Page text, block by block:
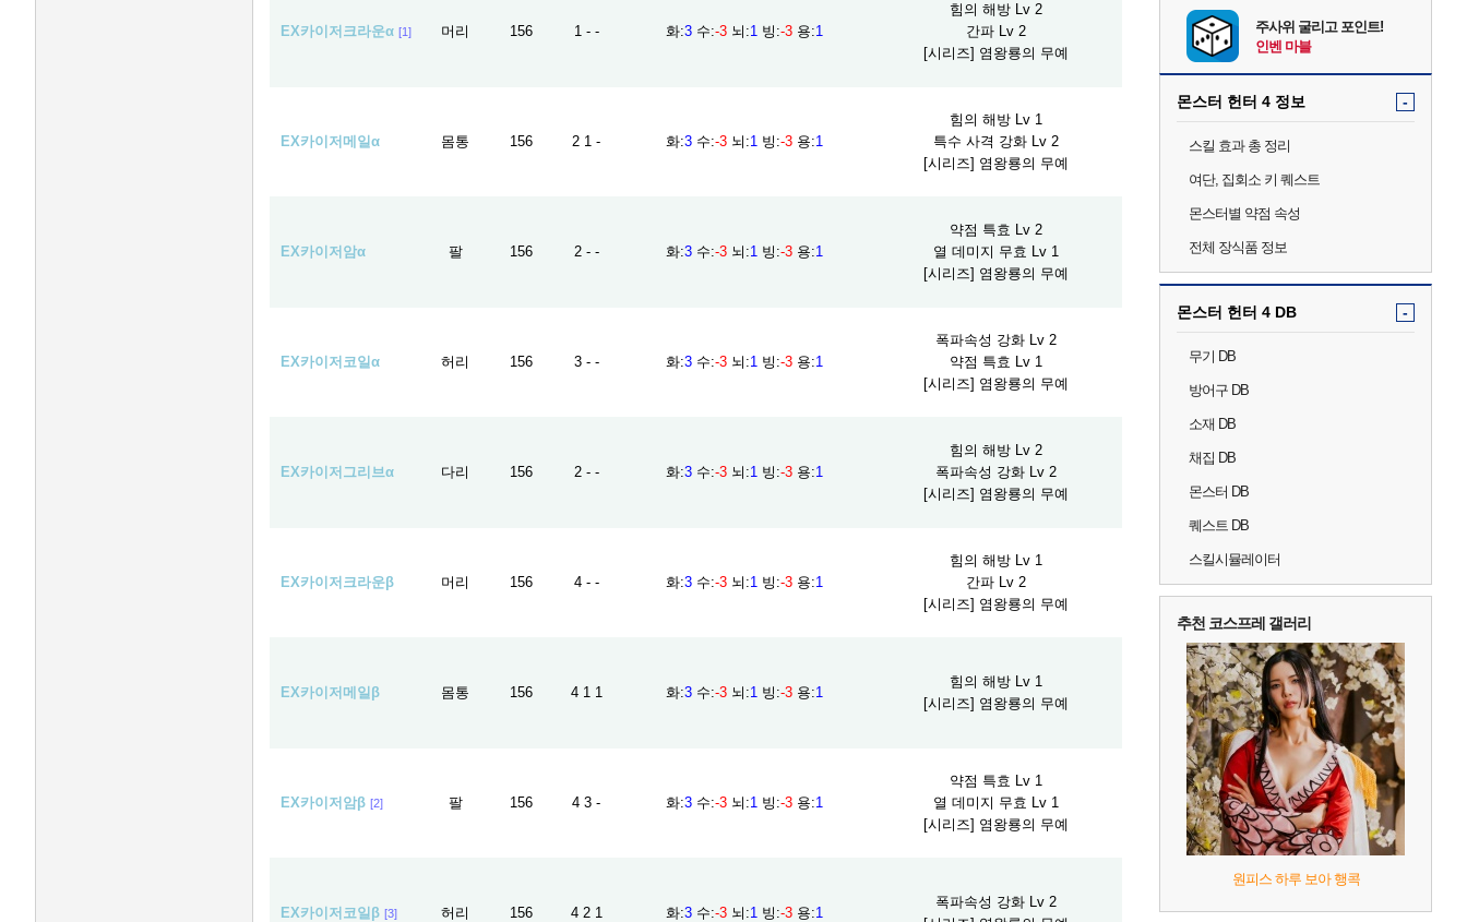
EX카이저크라운α [1] 머리 156 1 - - 화:3 수:-3 뇌 :1 빙 :-3 용:1
힘의 해방 Lv 2
간파 Lv 2
[시리즈] 염왕룡의 무예
EX카이저메일α 몸통 156 2 1 - 화:3 수:-3 뇌 :1 빙 :-3 용:1
힘의 해방 Lv 1
특수 사격 강화 Lv 2
[시리즈] 염왕룡의 무예
EX카이저암α 팔 156 2 - - 화:3 수:-3 뇌 :1 빙 :-3 용:1
약점 특효 Lv 2
열 데미지 무효 Lv 1
[시리즈] 염왕룡의 무예
EX카이저코일α 허리 156 3 - - 화:3 수:-3 뇌 :1 빙 :-3 용:1
폭파속성 강화 Lv 2
약점 특효 Lv 1
[시리즈] 염왕룡의 무예
EX카이저그리브α 다리 156 2 - - 화:3 수:-3 뇌 :1 빙 :-3 용:1
힘의 해방 Lv 2
폭파속성 강화 Lv 2
[시리즈] 염왕룡의 무예
EX카이저크라운β 머리 156 4 - - 화:3 수:-3 뇌 :1 빙 :-3 용:1
힘의 해방 Lv 1
간파 Lv 2
[시리즈] 염왕룡의 무예
EX카이저메일β 몸통 156 4 1 1 화:3 수:-3 뇌 :1 빙 :-3 용:1
힘의 해방 Lv 1
[시리즈] 염왕룡의 무예
EX카이저암β [2] 팔 156 4 3 - 화:3 수:-3 뇌 :1 빙 :-3 용:1
약점 특효 Lv 1
열 데미지 무효 Lv 1
[시리즈] 염왕룡의 무예
EX카이저코일β [3] 허리 156 4 2 1 화:3 수:-3 뇌 :1 빙 :-3 용:1
폭파속성 강화 Lv 2
주사위 굴리고 포인트!
인벤 마블
몬스터 헌터 4 정보 -
스킬 효과 총 정리
여단, 집회소 키 퀘스트
몬스터별 약점 속성
전체 장식품 정보
몬스터 헌터 4 DB -
무기 DB
방어구 DB
소재 DB
채집 DB
몬스터 DB
퀘스트 DB
스킬시뮬레이터
추천 코스프레 갤러리
원피스 하루 보아 행콕